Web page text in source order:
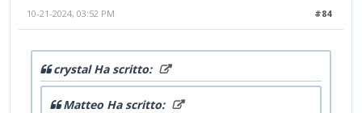
#84
10-21-2024, 03:52 PM
crystal Ha scritto:
Matteo Ha scritto: